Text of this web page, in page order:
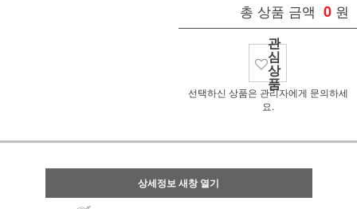
총 상품 금액 0 원
관
심
상
품
선택하신 상품은 관리자에게 문의하세
요.
상세정보 새창 열기